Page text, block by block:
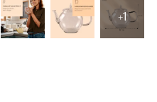
+1